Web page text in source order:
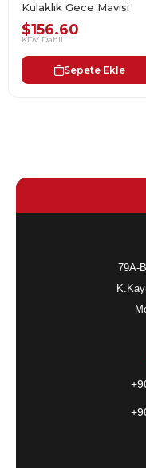
Kulaklık Gece Mavisi
$156.60
KDV Dahil
Sepete Ekle
79A-